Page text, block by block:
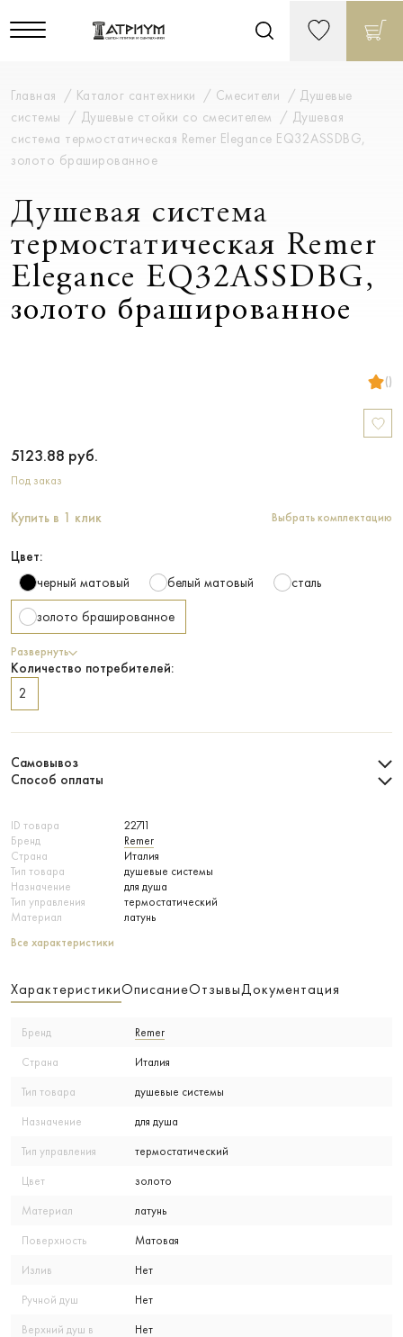
Главная Каталог сантехники Смесители
Душевые
системы
Душевые стойки со смесителем
Душевая
система термостатическая Remer Elegance EQ32ASSDBG,
золото брашированное
Душевая система
термостатическая Remer
Elegance EQ32ASSDBG,
золото брашированное
()
ID товара
22711
Бренд
Remer
Страна
Италия
Тип товара
душевые системы
Назначение
для душа
Тип управления
термостатический
Материал
латунь
Все характеристики
5123.88 руб.
Под заказ
Купить в 1 клик Выбрать комплектацию
Цвет:
черный матовый
белый матовый сталь
золото брашированное
Развернуть
Количество потребителей:
2
Самовывоз
Способ оплаты
ХарактеристикиОписаниеОтзывыДокументация
Бренд Remer
Страна Италия
Тип товара душевые системы
Назначение для душа
Тип управления термостатический
Цвет золото
Материал латунь
Поверхность Матовая
Излив Нет
Ручной душ Нет
Верхний душ в
Нет